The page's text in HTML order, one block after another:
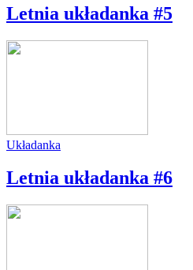
Letnia układanka #5
Układanka
Letnia układanka #6